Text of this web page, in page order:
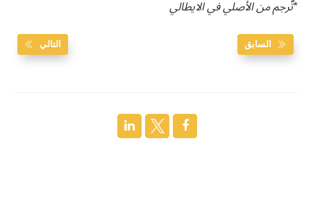
*تٌرجم من الأصلي في الايطالي
السابق التالي